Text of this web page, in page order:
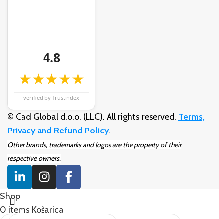
4.8
★★★★★
verified by Trustindex
© Cad Global d.o.o. (LLC). All rights reserved. Terms,
Privacy and Refund Policy.
Other brands, trademarks and logos are the property of their
respective owners.
Shop
0 items Košarica